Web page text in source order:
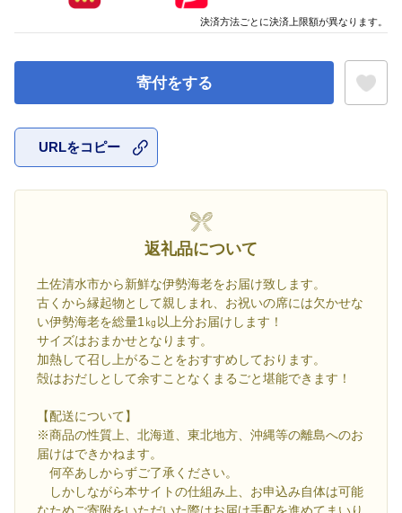
寄付をする
URLをコピー
返礼品について
土佐清水市から新鮮な伊勢海老をお届け致します。
古くから縁起物として親しまれ、お祝いの席には欠かせな
い伊勢海老を総量1㎏以上分お届けします！
サイズはおまかせとなります。
加熱して召し上がることをおすすめしております。
殻はおだしとして余すことなくまるごと堪能できます！
【配送について】
※商品の性質上、北海道、東北地方、沖縄等の離島へのお
届けはできかねます。
何卒あしからずご了承ください。
しかしながら本サイトの仕組み上、お申込み自体は可能
決済方法ごとに決済上限額が異なります。